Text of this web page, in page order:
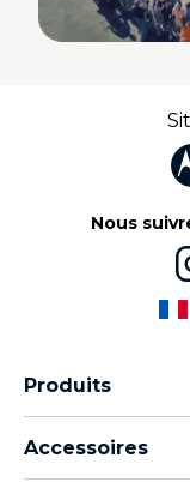
Nous
Produits
Accessoires